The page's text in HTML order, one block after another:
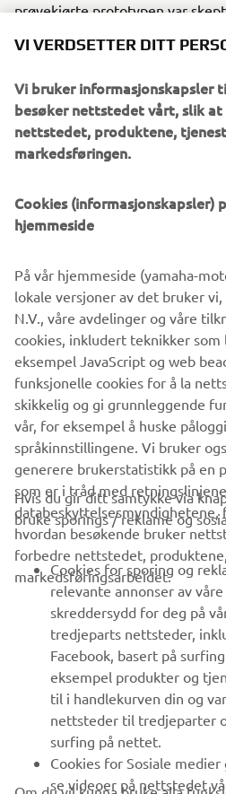
prøvekjørte prototypen var
Etter hvert som jeg jobbet med
unike for hydrogenmotorer.
som en erstatning for bensin. En
og teamet hans har verdsatt i
er&nbsp;Kanno Seino, som betyr
eksoslyden som produseres av
eksosmanifold. – Dette er ting vi
ytelse, men også en ny sjarm
som verden ennå ikke har sett,
han og medingeniørene hans
en helt hydrogendrevet motor.
nettverket av partnere vokser,
nøkkelen til å låse opp dette
VIRKSOMHET
B2B
UTFORSK YAMAHA
FAQ & SUPPORT
NYHETSBREV
Vær den første til å lære om de siste
arrangementer, nye utgivelser og
VI VERDSETTER DITT
Vi bruker informasjonskapsler
besøker nettstedet vårt, slik
nettstedet, produktene,
markedsføringen.
Cookies (informasjonskapsler)
hjemmeside
På vår hjemmeside (yamaha-
lokale versjoner av det bruker
N.V., våre avdelinger og våre
cookies, inkludert teknikker som
eksempel JavaScript og web
funksjonelle cookies for å la
skikkelig og gi grunnleggende
vår, for eksempel å huske
språkinnstillingene. Vi bruker
generere brukerstatistikk på en
som er i tråd med
databeskyttelsesmyndighetene,
hvordan besøkende bruker
forbedre nettstedet,
markedsføringsarbeidet.
Hvis du gir ditt samtykke via
bruke sporings / reklame og
Cookies for sporing og
relevante annonser av
skreddersydd for deg på
tredjeparts nettsteder,
Facebook, basert på
eksempel produkter og
til i handlekurven din og
nettsteder til tredjeparter
surfing på nettet.
Cookies for Sosiale
se videoer på nettstedet